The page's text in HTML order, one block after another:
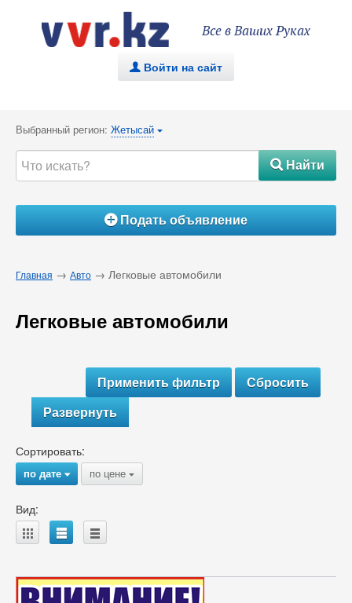
Все в Ваших Руках
. Войти на сайт
Выбранный регион: Жетысай {
#Найти
ÁПодать объявление
Главная → Авто → Легковые автомобили
Легковые автомобили
Развернуть
Сортировать:
по дате{ по цене {
Вид:
A B C